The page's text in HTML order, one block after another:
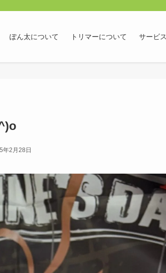
ぽん太について トリマーについて サービ
年2月28日